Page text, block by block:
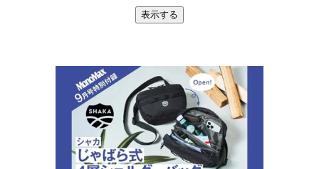
表示する